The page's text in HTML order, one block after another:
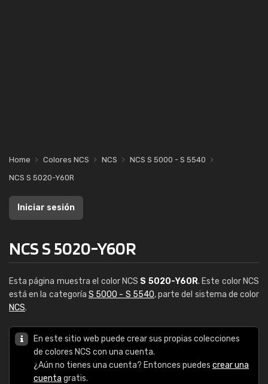
Home Colores NCS NCS
NCS S 5000 - S 5540
NCS S 5020-Y60R
Iniciar sesión
NCS S 5020-Y60R
Esta página muestra el color NCS S 5020-Y60R. Este color NCS
está en la categoría S 5000 - S 5540, parte del sistema de color
NCS.
En este sitio web puede crear sus propias colecciones
de colores NCS con una cuenta.
¿Aún no tienes una cuenta? Entonces puedes crear una
cuenta gratis.